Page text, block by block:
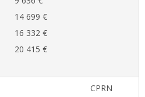
14 699 €
16 332 €
20 415 €
CPRN